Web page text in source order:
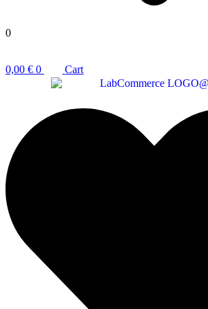
0
0,00 € 0 Cart